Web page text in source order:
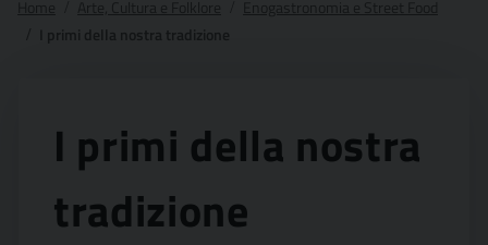
I primi della nostra
tradizione